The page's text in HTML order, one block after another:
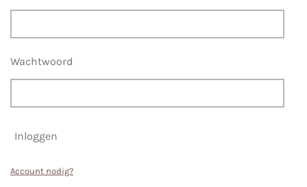
Wachtwoord
Inloggen
Account nodig?